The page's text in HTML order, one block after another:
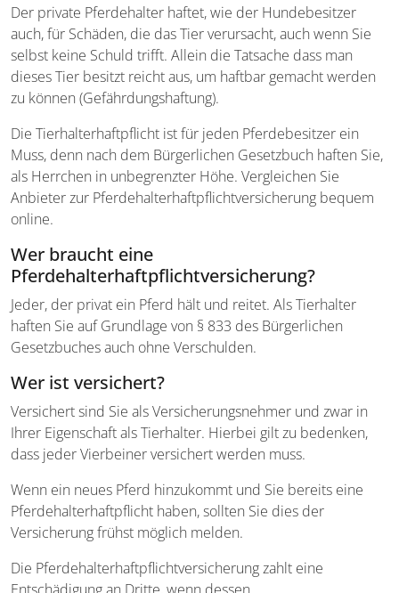
Der private Pferdehalter haftet, wie der Hundebesitzer
auch, für Schäden, die das Tier verursacht, auch wenn Sie
selbst keine Schuld trifft. Allein die Tatsache dass man
dieses Tier besitzt reicht aus, um haftbar gemacht werden
zu können (Gefährdungshaftung).
Die Tierhalterhaftpflicht ist für jeden Pferdebesitzer ein
Muss, denn nach dem Bürgerlichen Gesetzbuch haften Sie,
als Herrchen in unbegrenzter Höhe. Vergleichen Sie
Anbieter zur Pferdehalterhaftpflichtversicherung bequem
online.
Wer braucht eine
Pferdehalterhaftpflichtversicherung?
Jeder, der privat ein Pferd hält und reitet. Als Tierhalter
haften Sie auf Grundlage von § 833 des Bürgerlichen
Gesetzbuches auch ohne Verschulden.
Wer ist versichert?
Versichert sind Sie als Versicherungsnehmer und zwar in
Ihrer Eigenschaft als Tierhalter. Hierbei gilt zu bedenken,
dass jeder Vierbeiner versichert werden muss.
Wenn ein neues Pferd hinzukommt und Sie bereits eine
Pferdehalterhaftpflicht haben, sollten Sie dies der
Versicherung frühst möglich melden.
Die Pferdehalterhaftpflichtversicherung zahlt eine